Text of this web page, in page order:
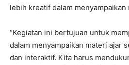
lebih kreatif dalam menyampaikan
“Kegiatan ini bertujuan untuk
dalam menyampaikan materi ajar
dan interaktif. Kita harus